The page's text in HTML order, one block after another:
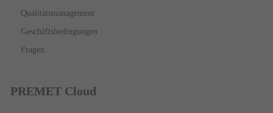
Qualitätsmanagement
Geschäftsbedingungen
Fragen
PREMET Cloud